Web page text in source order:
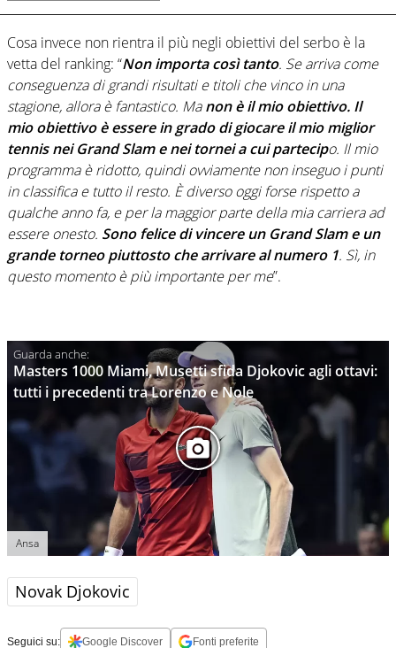
Cosa invece non rientra il più negli obiettivi del serbo è la
vetta del ranking: “Non importa così tanto. Se arriva come
conseguenza di grandi risultati e titoli che vinco in una
stagione, allora è fantastico. Manon è il mio obiettivo. Il
mio obiettivo è essere in grado di giocare il mio miglior
tennis nei Grand Slam e nei tornei a cui partecipo. Il mio
programma è ridotto, quindi ovviamente non inseguo i punti
in classifica e tutto il resto. È diverso oggi forse rispetto a
qualche anno fa, e per la maggior parte della mia carriera ad
essere onesto. Sono felice di vincere un Grand Slam e un
grande torneo piuttosto che arrivare al numero 1. Sì, in
questo momento è più importante per me”.
Masters 1000 Miami, Musetti sfida Djokovic agli ottavi:
tutti i precedenti tra Lorenzo e Nole
Ansa
Novak Djokovic
Seguici su: Google Discover Fonti preferite